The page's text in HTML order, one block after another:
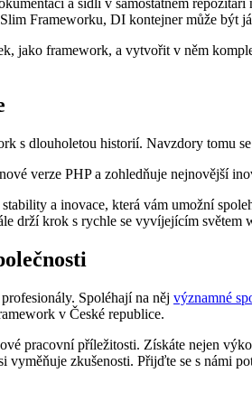
Frameworku, DI kontejner může
jako framework, a vytvořit v něm
s dlouholetou historií. Navzdory tomu
verze PHP a zohledňuje nejnovější
a inovace, která vám umožní
drží krok s rychle se vyvíjejícím světem
Spoléhají na něj významné
v České republice.
pracovní příležitosti. Získáte nejen
vyměňuje zkušenosti. Přijďte se s námi